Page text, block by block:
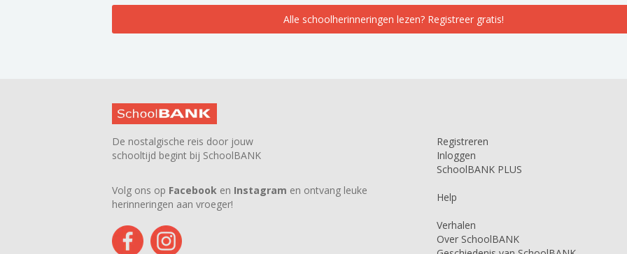
Alle schoolherinneringen lezen? Registreer gratis!
De nostalgische reis door jouw
schooltijd begint bij SchoolBANK
Volg ons op Facebook en Instagram en ontvang leuke
herinneringen aan vroeger!
Registreren
Inloggen
SchoolBANK PLUS
Help
Verhalen
Over SchoolBANK